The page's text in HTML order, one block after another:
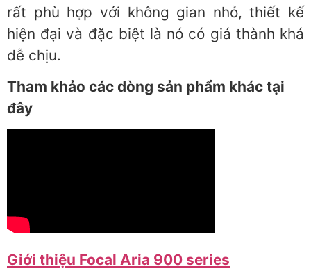
rất phù hợp với không gian nhỏ, thiết kế
hiện đại và đặc biệt là nó có giá thành khá
dễ chịu.
Tham khảo các dòng sản phẩm khác tại
đây
Giới thiệu Focal Aria 900 series